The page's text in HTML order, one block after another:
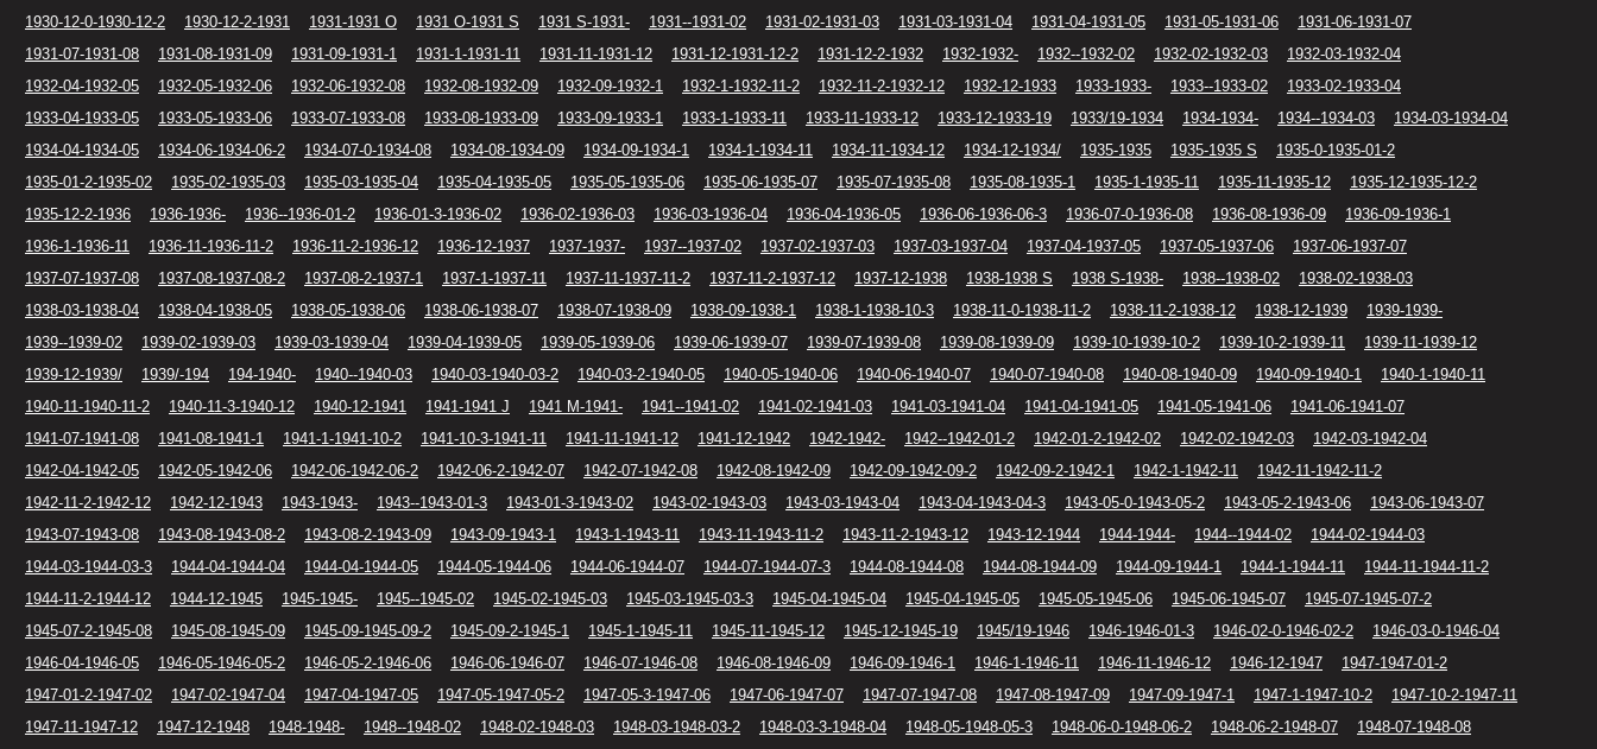
1930-12-0-1930-12-2
1930-12-2-1931 1931-1931 O 1931 O-1931 S 1931 S-1931- 1931--1931-02 1931-02-1931-03 1931-03-1931-04 1931-04-1931-05 1931-05-1931-06
1931-06-1931-07
1931-07-1931-08
1931-08-1931-09 1931-09-1931-1 1931-1-1931-11 1931-11-1931-12 1931-12-1931-12-2 1931-12-2-1932 1932-1932- 1932--1932-02 1932-02-1932-03
1932-03-1932-04
1932-04-1932-05
1932-05-1932-06 1932-06-1932-08 1932-08-1932-09 1932-09-1932-1 1932-1-1932-11-2 1932-11-2-1932-12 1932-12-1933 1933-1933- 1933--1933-02
1933-02-1933-04
1933-04-1933-05
1933-05-1933-06 1933-07-1933-08 1933-08-1933-09 1933-09-1933-1 1933-1-1933-11 1933-11-1933-12 1933-12-1933-19 1933/19-1934 1934-1934- 1934--1934-03
1934-03-1934-04
1934-04-1934-05
1934-06-1934-06-2 1934-07-0-1934-08 1934-08-1934-09 1934-09-1934-1 1934-1-1934-11 1934-11-1934-12 1934-12-1934/ 1935-1935 1935-1935 S
1935-0-1935-01-2
1935-01-2-1935-02
1935-02-1935-03 1935-03-1935-04 1935-04-1935-05 1935-05-1935-06 1935-06-1935-07 1935-07-1935-08 1935-08-1935-1 1935-1-1935-11 1935-11-1935-12
1935-12-1935-12-2
1935-12-2-1936
1936-1936- 1936--1936-01-2 1936-01-3-1936-02 1936-02-1936-03 1936-03-1936-04 1936-04-1936-05 1936-06-1936-06-3 1936-07-0-1936-08 1936-08-1936-09
1936-09-1936-1
1936-1-1936-11
1936-11-1936-11-2 1936-11-2-1936-12 1936-12-1937 1937-1937- 1937--1937-02 1937-02-1937-03 1937-03-1937-04 1937-04-1937-05 1937-05-1937-06
1937-06-1937-07
1937-07-1937-08
1937-08-1937-08-2 1937-08-2-1937-1 1937-1-1937-11 1937-11-1937-11-2 1937-11-2-1937-12 1937-12-1938 1938-1938 S 1938 S-1938- 1938--1938-02
1938-02-1938-03
1938-03-1938-04
1938-04-1938-05 1938-05-1938-06 1938-06-1938-07 1938-07-1938-09 1938-09-1938-1 1938-1-1938-10-3 1938-11-0-1938-11-2 1938-11-2-1938-12 1938-12-1939
1939-1939-
1939--1939-02
1939-02-1939-03 1939-03-1939-04 1939-04-1939-05 1939-05-1939-06 1939-06-1939-07 1939-07-1939-08 1939-08-1939-09 1939-10-1939-10-2 1939-10-2-1939-11
1939-11-1939-12
1939-12-1939/
1939/-194 194-1940- 1940--1940-03 1940-03-1940-03-2 1940-03-2-1940-05 1940-05-1940-06 1940-06-1940-07 1940-07-1940-08 1940-08-1940-09 1940-09-1940-1
1940-1-1940-11
1940-11-1940-11-2
1940-11-3-1940-12 1940-12-1941 1941-1941 J 1941 M-1941- 1941--1941-02 1941-02-1941-03 1941-03-1941-04 1941-04-1941-05 1941-05-1941-06
1941-06-1941-07
1941-07-1941-08
1941-08-1941-1 1941-1-1941-10-2 1941-10-3-1941-11 1941-11-1941-12 1941-12-1942 1942-1942- 1942--1942-01-2 1942-01-2-1942-02 1942-02-1942-03
1942-03-1942-04
1942-04-1942-05
1942-05-1942-06 1942-06-1942-06-2 1942-06-2-1942-07 1942-07-1942-08 1942-08-1942-09 1942-09-1942-09-2 1942-09-2-1942-1 1942-1-1942-11
1942-11-1942-11-2
1942-11-2-1942-12
1942-12-1943 1943-1943- 1943--1943-01-3 1943-01-3-1943-02 1943-02-1943-03 1943-03-1943-04 1943-04-1943-04-3 1943-05-0-1943-05-2 1943-05-2-1943-06
1943-06-1943-07
1943-07-1943-08
1943-08-1943-08-2 1943-08-2-1943-09 1943-09-1943-1 1943-1-1943-11 1943-11-1943-11-2 1943-11-2-1943-12 1943-12-1944 1944-1944- 1944--1944-02
1944-02-1944-03
1944-03-1944-03-3
1944-04-1944-04 1944-04-1944-05 1944-05-1944-06 1944-06-1944-07 1944-07-1944-07-3 1944-08-1944-08 1944-08-1944-09 1944-09-1944-1 1944-1-1944-11
1944-11-1944-11-2
1944-11-2-1944-12
1944-12-1945 1945-1945- 1945--1945-02 1945-02-1945-03 1945-03-1945-03-3 1945-04-1945-04 1945-04-1945-05 1945-05-1945-06 1945-06-1945-07
1945-07-1945-07-2
1945-07-2-1945-08
1945-08-1945-09 1945-09-1945-09-2 1945-09-2-1945-1 1945-1-1945-11 1945-11-1945-12 1945-12-1945-19 1945/19-1946 1946-1946-01-3 1946-02-0-1946-02-2
1946-03-0-1946-04
1946-04-1946-05
1946-05-1946-05-2 1946-05-2-1946-06 1946-06-1946-07 1946-07-1946-08 1946-08-1946-09 1946-09-1946-1 1946-1-1946-11 1946-11-1946-12 1946-12-1947
1947-1947-01-2
1947-01-2-1947-02
1947-02-1947-04 1947-04-1947-05 1947-05-1947-05-2 1947-05-3-1947-06 1947-06-1947-07 1947-07-1947-08 1947-08-1947-09 1947-09-1947-1 1947-1-1947-10-2
1947-10-2-1947-11
1947-11-1947-12
1947-12-1948 1948-1948- 1948--1948-02 1948-02-1948-03 1948-03-1948-03-2 1948-03-3-1948-04 1948-05-1948-05-3 1948-06-0-1948-06-2 1948-06-2-1948-07
1948-07-1948-08